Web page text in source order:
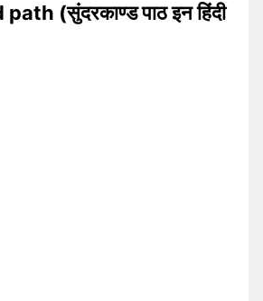
(सुंदरकाण्ड पाठ इन हिंदी